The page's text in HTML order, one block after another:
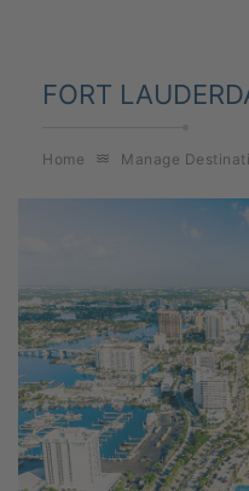
FORT
Home Manage